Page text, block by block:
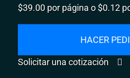
$39.00 por página o $0.12
HACER
Solicitar una cotización